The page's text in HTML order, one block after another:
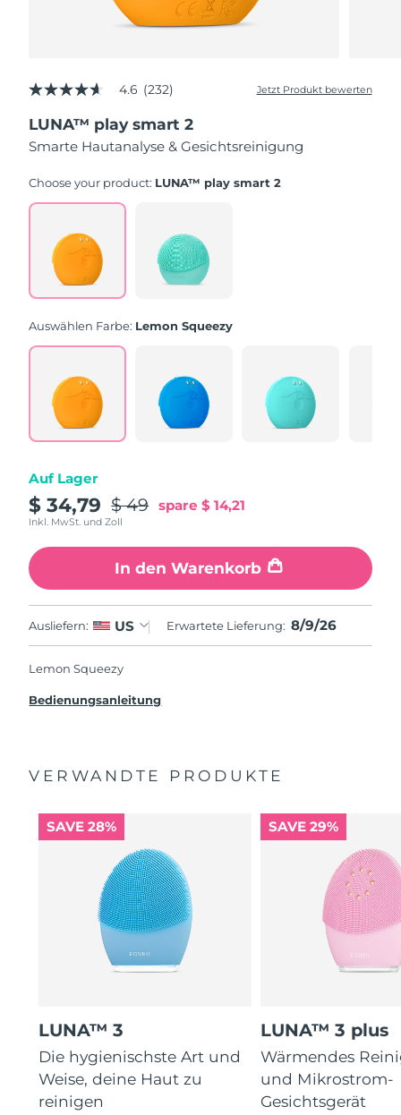
4.6
5
Sternen,
Durchschnittswert
Bewertung.
232
Link
derselben
Seite.
4.6 (232) Jetzt Produkt bewerten
LUNA™ play smart 2
Smarte Hautanalyse & Gesichtsreinigung
Choose your product: LUNA™ play smart 2
Auswählen Farbe: Lemon Squeezy
Auf Lager
$ 34,79 $ 49 spare$ 14,21
Inkl. MwSt. und Zoll
In den Warenkorb
Ausliefern: US Erwartete Lieferung: 8/9/26
Lemon Squeezy
Bedienungsanleitung
VERWANDTE PRODUKTE
SAVE 28%
LUNA™ 3
Die hygienischste Art und
Weise, deine Haut zu
reinigen
SAVE 29%
LUNA™ 3 plus
Wärmendes
und Mikrostrom-
Gesichtsgerät